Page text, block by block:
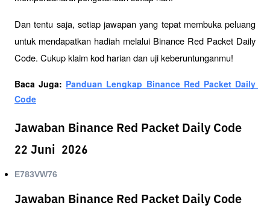
Dan tentu saja, setiap jawapan yang tepat membuka peluang
untuk mendapatkan hadiah melalui Binance Red Packet Daily
Code. Cukup klaim kod harian dan uji keberuntunganmu!
Baca Juga: Panduan Lengkap Binance Red Packet Daily
Code
Jawaban Binance Red Packet Daily Code
22 Juni 2026
E783VW76
Jawaban Binance Red Packet Daily Code